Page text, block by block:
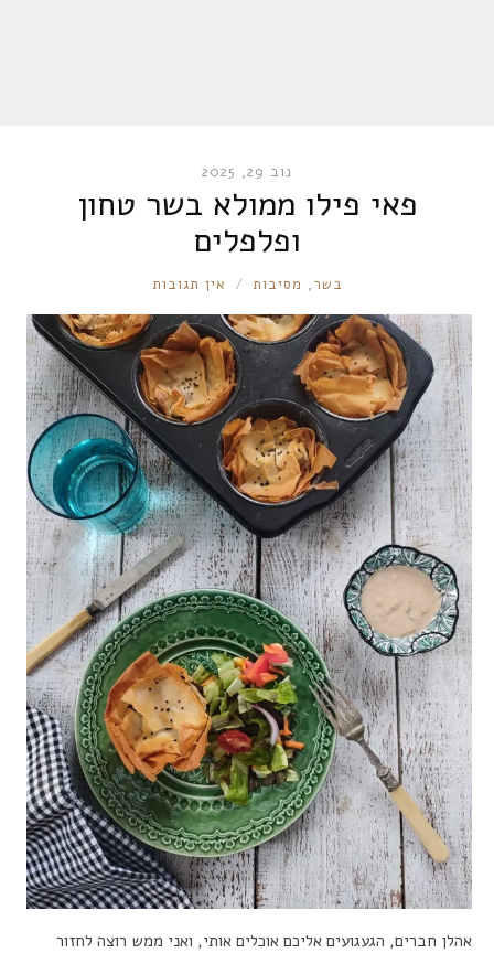
נוב 29, 2025
פאי פילו ממולא בשר טחון
ופלפלים
RONNIE
בשר, מסיבות אין תגובות
אהלן חברים, הגעגועים אליכם אוכלים אותי, ואני ממש רוצה לחזור